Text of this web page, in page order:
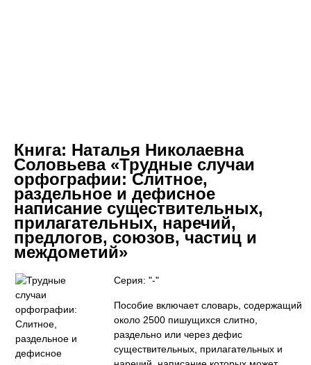
Книга: Наталья Николаевна
Соловьева «Трудные случаи
орфографии: Слитное,
раздельное и дефисное
написание существительных,
прилагательных, наречий,
предлогов, союзов, частиц и
междометий»
Серия: "-"
Пособие включает словарь, содержащий
около 2500 пишущихся слитно,
раздельно или через дефис
существительных, прилагательных и